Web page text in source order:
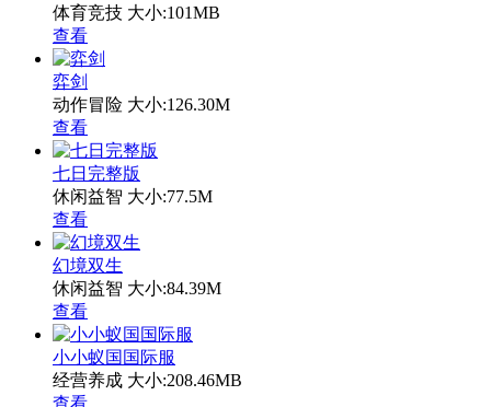
体育竞技 大小:101MB
查看
弈剑
动作冒险 大小:126.30M
查看
七日完整版
休闲益智 大小:77.5M
查看
幻境双生
休闲益智 大小:84.39M
查看
小小蚁国国际服
经营养成 大小:208.46MB
查看